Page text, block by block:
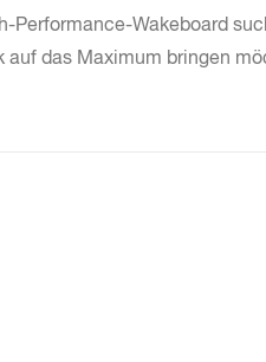
Wakeboard
das Maximum bringen